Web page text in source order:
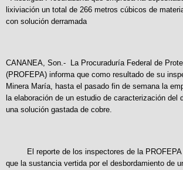
lixiviación un total de 266 metros cúbicos de
con solución derramada
CANANEA, Son.- La Procuraduría Federal de
(PROFEPA) informa que como resultado de su
Minera María, hasta el pasado fin de semana la
la elaboración de un estudio de caracterización del
una solución gastada de cobre.
El reporte de los inspectores de la PROFEPA
que la sustancia vertida por el desbordamiento de